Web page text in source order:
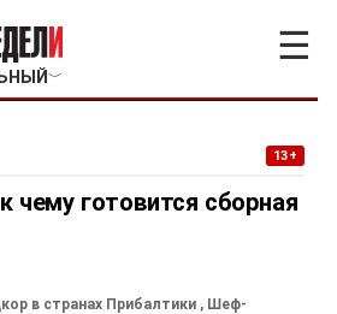
﹀
☰
13+
чему готовится сборная
в странах Прибалтики , Шеф-